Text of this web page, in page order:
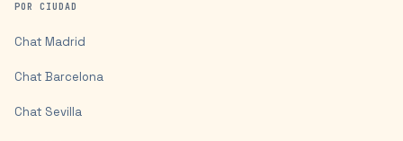
POR CIUDAD
Chat Madrid
Chat Barcelona
Chat Sevilla